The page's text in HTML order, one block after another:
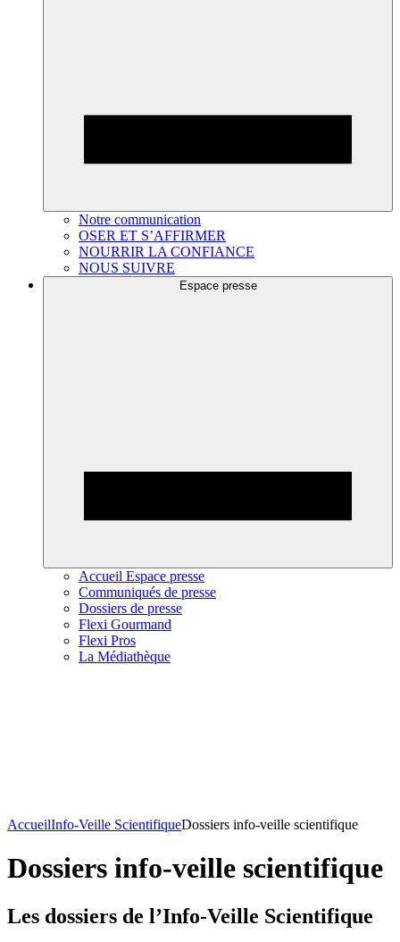
Notre communication
OSER ET S’AFFIRMER
NOURRIR LA CONFIANCE
NOUS SUIVRE
Espace presse
Accueil Espace presse
Communiqués de presse
Dossiers de presse
Flexi Gourmand
Flexi Pros
La Médiathèque
AccueilInfo-Veille ScientifiqueDossiers info-veille scientifique
Dossiers info-veille scientifique
Les dossiers de l’Info-Veille Scientifique